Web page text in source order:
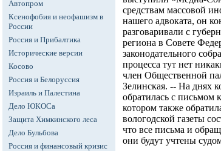
Автопром
Ксенофобия и неофашизм в
России
Россия и Прибалтика
Исторические версии
Косово
Россия и Белоруссия
Израиль и Палестина
Дело ЮКОСа
Защита Химкинского леса
Дело Бульбова
Россия и финансовый кризис
средствам массовой
нашего адвоката, он
разговаривали с
региона в Совете
законодательного
процесса тут нет
член Общественной
Зелинская. -- На днях
обратилась с письмом
котором также
вологодской газеты
что все письма и
они будут учтены